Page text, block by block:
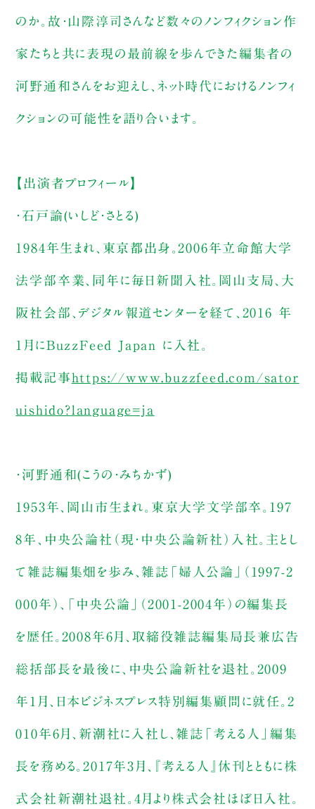
のか。故・山際淳司さんなど数々のノンフィクション作
家たちと共に表現の最前線を歩んできた編集者の
河野通和さんをお迎えし、ネット時代におけるノンフィ
クションの可能性を語り合います。
【出演者プロフィール】
・石戸諭(いしど・さとる)
1984年生まれ、東京都出身。2006年立命館大学
法学部卒業、同年に毎日新聞入社。岡山支局、大
阪社会部、デジタル報道センターを経て、2016 年
1月にBuzzFeed Japan に入社。
掲載記事https://www.buzzfeed.com/sator
uishido?language=ja
・河野通和(こうの・みちかず)
1953年、岡山市生まれ。東京大学文学部卒。197
8年、中央公論社（現・中央公論新社）入社。主とし
て雑誌編集畑を歩み、雑誌「婦人公論」（1997-2
000年）、「中央公論」（2001-2004年）の編集長
を歴任。2008年6月、取締役雑誌編集局長兼広告
総括部長を最後に、中央公論新社を退社。2009
年1月、日本ビジネスプレス特別編集顧問に就任。2
010年6月、新潮社に入社し、雑誌「考える人」編集
長を務める。2017年3月、『考える人』休刊とともに株
式会社新潮社退社。4月より株式会社ほぼ日入社。